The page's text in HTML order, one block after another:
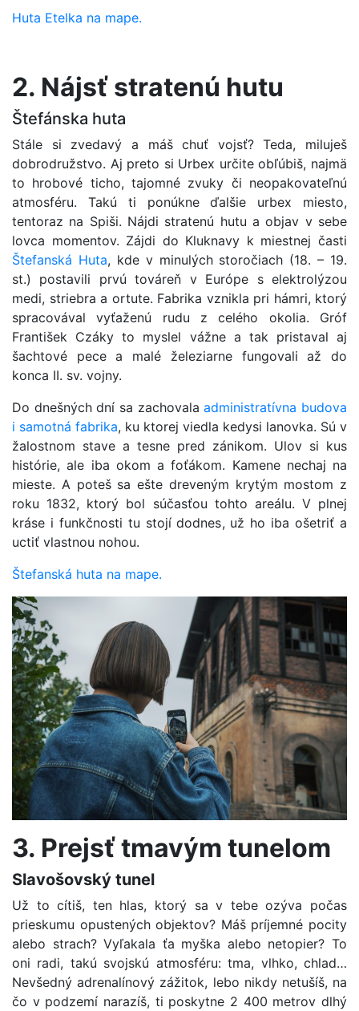
Huta Etelka na mape.
2. Nájsť stratenú hutu
Štefánska huta
Stále si zvedavý a máš chuť vojsť? Teda, miluješ
dobrodružstvo. Aj preto si Urbex určite obľúbiš, najmä
to hrobové ticho, tajomné zvuky či neopakovateľnú
atmosféru. Takú ti ponúkne ďalšie urbex miesto,
tentoraz na Spiši. Nájdi stratenú hutu a objav v sebe
lovca momentov. Zájdi do Kluknavy k miestnej časti
Štefanská Huta, kde v minulých storočiach (18. – 19.
st.) postavili prvú továreň v Európe s elektrolýzou
medi, striebra a ortute. Fabrika vznikla pri hámri, ktorý
spracovával vyťaženú rudu z celého okolia. Gróf
František Czáky to myslel vážne a tak pristaval aj
šachtové pece a malé železiarne fungovali až do
konca II. sv. vojny.
Do dnešných dní sa zachovalaadministratívna budova
i samotná fabrika, ku ktorej viedla kedysi lanovka. Sú v
žalostnom stave a tesne pred zánikom. Ulov si kus
histórie, ale iba okom a foťákom. Kamene nechaj na
mieste. A poteš sa ešte dreveným krytým mostom z
roku 1832, ktorý bol súčasťou tohto areálu. V plnej
kráse i funkčnosti tu stojí dodnes, už ho iba ošetriť a
uctiť vlastnou nohou.
Štefanská huta na mape.
3. Prejsť tmavým tunelom
Slavošovský tunel
Už to cítiš, ten hlas, ktorý sa v tebe ozýva počas
prieskumu opustených objektov? Máš príjemné pocity
alebo strach? Vyľakala ťa myška alebo netopier? To
oni radi, takú svojskú atmosféru: tma, vlhko, chlad…
Nevšedný adrenalínový zážitok, lebo nikdy netušíš, na
čo v podzemí narazíš, ti poskytne 2 400 metrov dlhý